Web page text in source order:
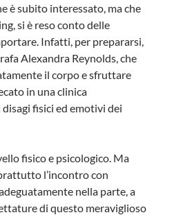
è subito interessato, ma che
si è reso conto delle
Infatti, per prepararsi,
Alexandra Reynolds, che
il corpo e sfruttare
in una clinica
fisici ed emotivi dei
fisico e psicologico. Ma
l’incontro con
nella parte, a
di questo meraviglioso